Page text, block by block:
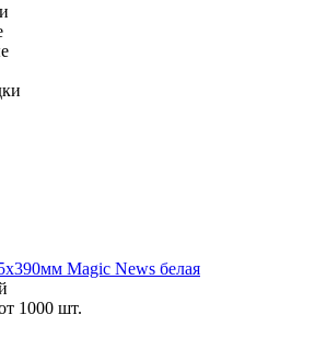
Magic News белая
1000 шт.